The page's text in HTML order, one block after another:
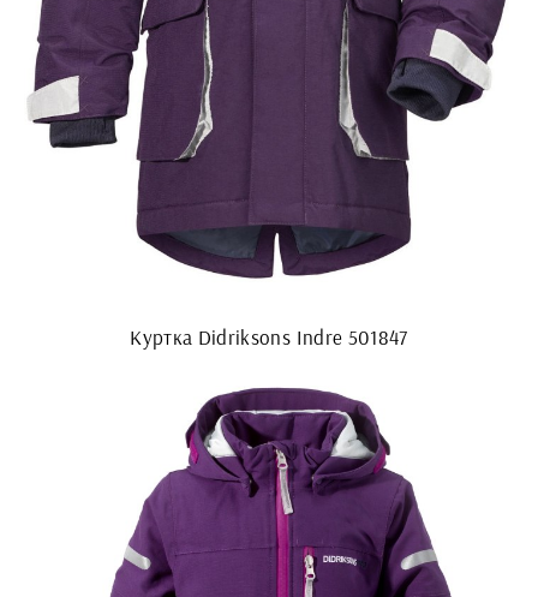
Куртка Didriksons Indre 501847